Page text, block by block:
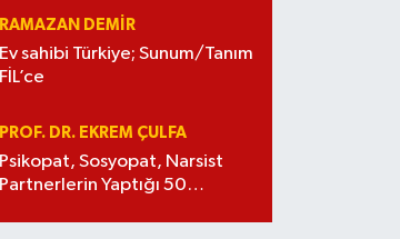
RAMAZAN DEMİR
Ev sahibi Türkiye; Sunum/Tanım
FİL’ce
PROF. DR. EKREM ÇULFA
Psikopat, Sosyopat, Narsist
Partnerlerin Yaptığı 50